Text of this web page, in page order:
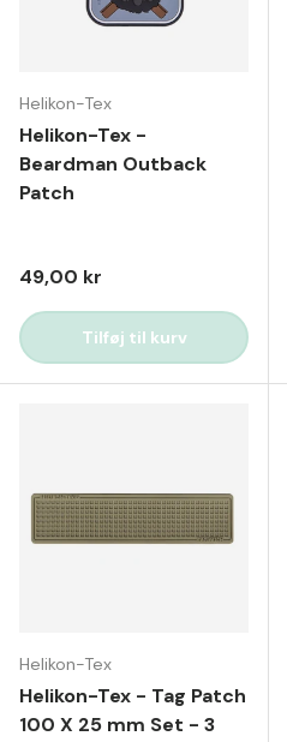
Helikon-Tex
Helikon-Tex -
Beardman Outback
Patch
Normal pris
49,00 kr
Tilføj til kurv
Helikon-Tex
Helikon-Tex - Tag Patch
100 X 25 mm Set - 3